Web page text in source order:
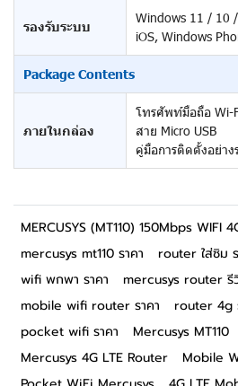
รองรับระบบ
Windows 11 / 10
iOS, Windows
Package Contents
ภายในกล่อง
โทรศัพท์มือถือ Wi-
สาย Micro USB
คู่มือการติดตั้งอย่าง
MERCUSYS (MT110) 150Mbps WIFI
mercusys mt110 ราคา
router ใส่ซิม
wifi พกพา ราคา
mercusys router รี
mobile wifi router ราคา
router 4g
pocket wifi ราคา
Mercusys MT110
Mercusys 4G LTE Router
Mobile